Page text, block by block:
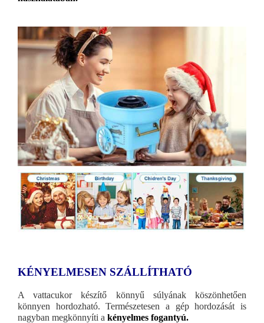
KÉNYELMESEN SZÁLLÍTHATÓ
A vattacukor készítő könnyű súlyának köszönhetően
könnyen hordozható. Természetesen a gép hordozását is
nagyban megkönnyíti a kényelmes fogantyú.